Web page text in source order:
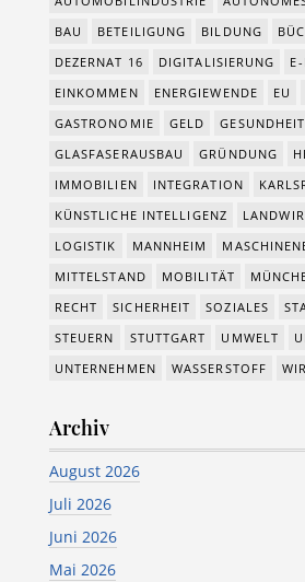
BAU
BETEILIGUNG BILDUNG
DEZERNAT 16
DIGITALISIERUNG
EINKOMMEN
ENERGIEWENDE EU
GASTRONOMIE
GELD
GESUNDHEIT
GLASFASERAUSBAU
GRÜNDUNG
IMMOBILIEN
INTEGRATION
KÜNSTLICHE INTELLIGENZ
LOGISTIK
MANNHEIM
MITTELSTAND
MOBILITÄT
RECHT
SICHERHEIT SOZIALES
STEUERN
STUTTGART UMWELT
UNTERNEHMEN
WASSERSTOFF
Archiv
August 2026
Juli 2026
Juni 2026
Mai 2026